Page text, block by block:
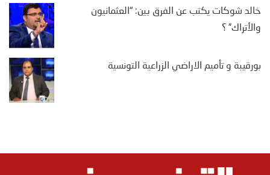
خالد شوكات يكتب عن الفرق بين: “العثمانيون
والأتراك” ؟
بورقيبة و تأميم الاراضي الزراعية التونسية